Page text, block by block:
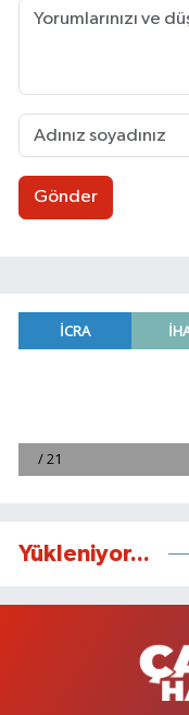
Gönder
Yükleniyor...